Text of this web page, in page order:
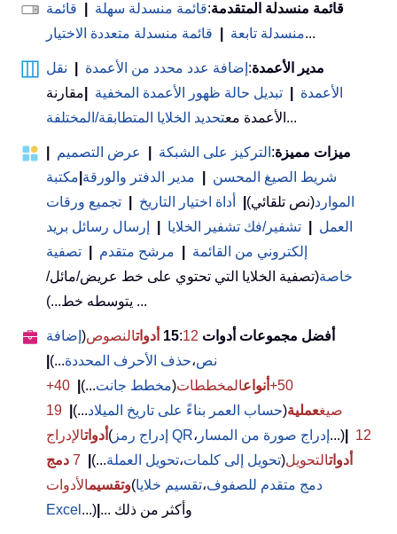
قائمة منسدلة المتقدمة:قائمة منسدلة سهلة
قائمة
منسدلة تابعة
قائمة منسدلة متعددة الاختيار ...
مدير الأعمدة: إضافة عدد محدد من الأعمدة
نقل
الأعمدة
تبديل حالة ظهور الأعمدة المخفية
مقارنة
الأعمدة معتحديد الخلايا المتطابقة/المختلفة ...
ميزات مميزة: التركيز على الشبكة عرض التصميم
شريط الصيغ المحسن
مدير الدفتر والورقة مكتبة
الموارد(نص تلقائي) أداة اختيار التاريخ
تجميع ورقات
العمل
تشفير/فك تشفير الخلايا
إرسال رسائل بريد
إلكتروني من القائمة
مرشح متقدم
تصفية
خاصة(تصفية الخلايا التي تحتوي على خط عريض/مائل/
يتوسطه خط...) ...
أفضل مجموعات أدوات 15 :12 أدواتالنصوص( إضافة
نص،حذف الأحرف المحددة...)
50+
أنواعالمخططات(مخطط جانت...)
40+
صيغعملية(حساب العمر بناءً على تاريخ الميلاد...)
19
أدواتالإدراج ( إدراج رمز QR، إدراج صورة من المسار ...)
12
أدواتالتحويل(تحويل إلى كلمات،تحويل العملة...)
7 دمج
وتقسيمالأدوات ( دمج متقدم للصفوف،تقسيم خلايا
Excel ...) ... وأكثر من ذلك